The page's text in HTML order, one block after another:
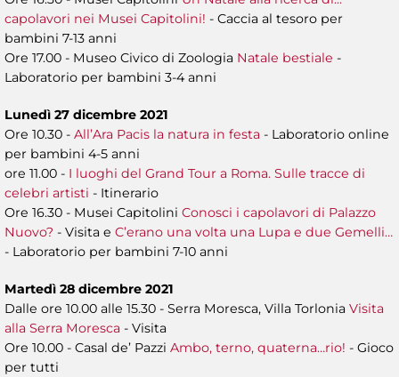
capolavori nei Musei Capitolini! - Caccia al tesoro per
bambini 7-13 anni
Ore 17.00 - Museo Civico di Zoologia Natale bestiale -
Laboratorio per bambini 3-4 anni
Lunedì 27 dicembre 2021
Ore 10.30 - All’Ara Pacis la natura in festa - Laboratorio online
per bambini 4-5 anni
ore 11.00 - I luoghi del Grand Tour a Roma. Sulle tracce di
celebri artisti - Itinerario
Ore 16.30 - Musei Capitolini Conosci i capolavori di Palazzo
Nuovo? - Visita e C’erano una volta una Lupa e due Gemelli…
- Laboratorio per bambini 7-10 anni
Martedì 28 dicembre 2021
Dalle ore 10.00 alle 15.30 - Serra Moresca, Villa Torlonia Visita
alla Serra Moresca - Visita
Ore 10.00 - Casal de’ Pazzi Ambo, terno, quaterna…rio! - Gioco
per tutti